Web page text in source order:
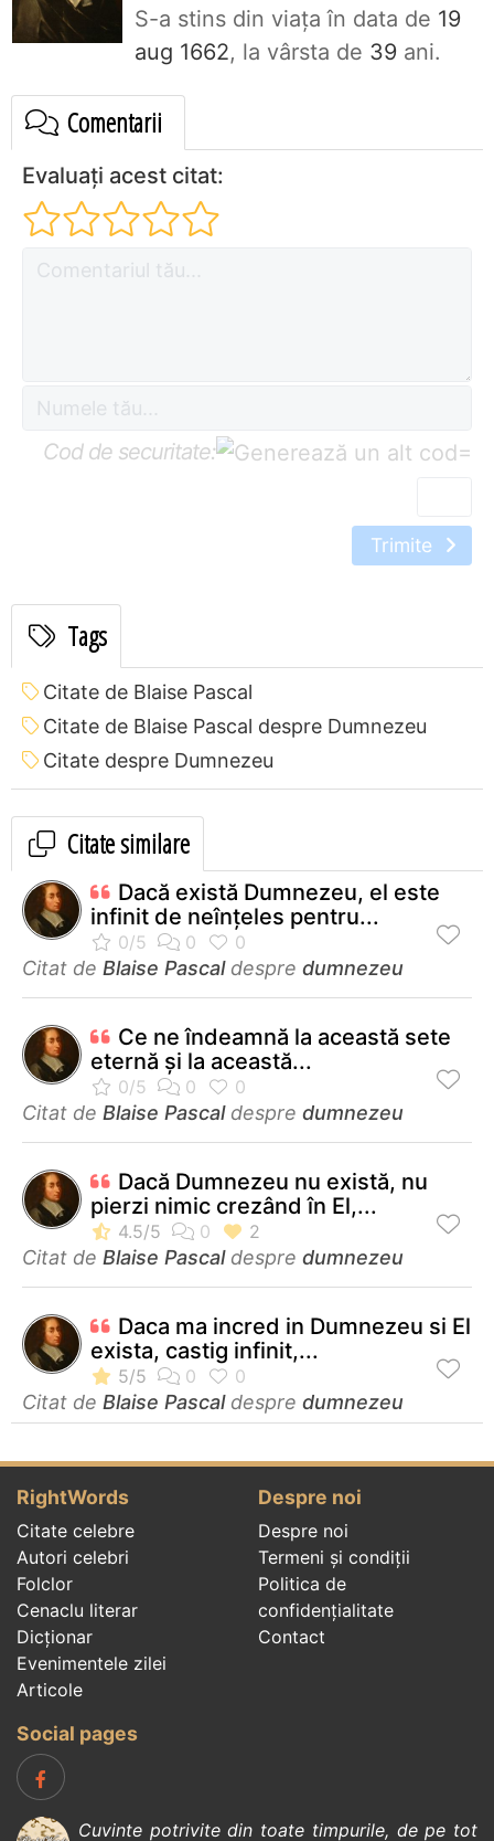
S-a stins din viaţa în data de 19
aug 1662, la vârsta de 39 ani.
Comentarii
Evaluați acest citat:
Cod de securitate: =
Trimite
Tags
Citate de Blaise Pascal
Citate de Blaise Pascal despre Dumnezeu
Citate despre Dumnezeu
Citate similare
Dacă există Dumnezeu, el este
infinit de neînţeles pentru...
Citat de Blaise Pascaldespre dumnezeu
Ce ne îndeamnă la această sete
eternă şi la această...
Citat de Blaise Pascaldespre dumnezeu
Dacă Dumnezeu nu există, nu
pierzi nimic crezând în El,...
Citat de Blaise Pascaldespre dumnezeu
Daca ma incred in Dumnezeu si El
exista, castig infinit,...
Citat de Blaise Pascaldespre dumnezeu
RightWords
Citate celebre
Autori celebri
Folclor
Cenaclu literar
Dicționar
Evenimentele zilei
Articole
Despre noi
Despre noi
Termeni și condiții
Politica de
confidenţialitate
Contact
Social pages
Cuvinte potrivite din toate timpurile, de pe tot